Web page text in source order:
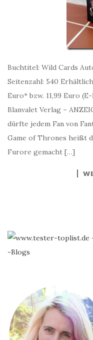
Buchtitel: Wild Cards
Seitenzahl: 540
Euro* bzw. 11,99 Euro
Blanvalet Verlag –
dürfte jedem Fan von
Game of Thrones heißt
Furore gemacht […]